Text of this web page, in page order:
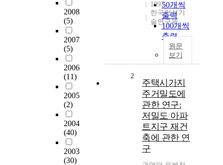
2008
(5)
2007
(5)
2006
(11)
2005
(2)
2004
(40)
2003
(30)
50개씩
출력
100개씩
출력
1993
한국건설기
술연구원
원문
보기
2
주택시가지
주거밀도에
관한 연구:
저밀도 아파
트지구 재건
축에 관한 연
구